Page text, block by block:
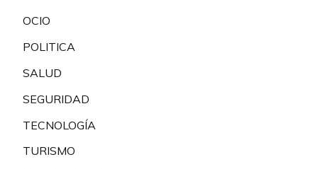
OCIO
POLITICA
SALUD
SEGURIDAD
TECNOLOGÍA
TURISMO